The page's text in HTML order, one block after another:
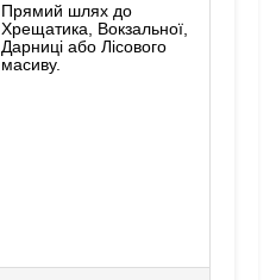
Прямий шлях до
Хрещатика, Вокзальної,
Дарниці або Лісового
масиву.